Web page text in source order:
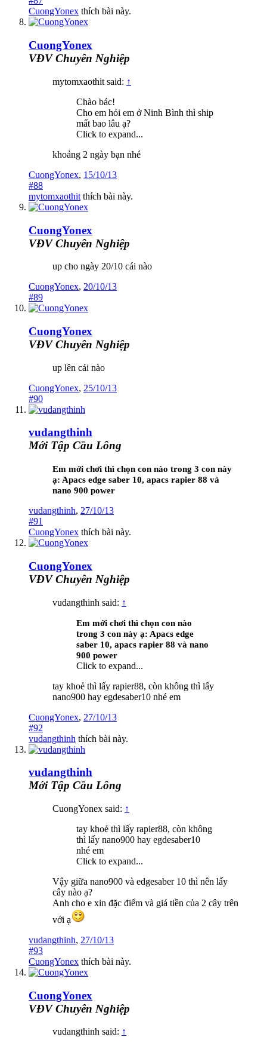
CuongYonex thích bài này.
CuongYonex
VĐV Chuyên Nghiệp
mytomxaothit said: ↑
Chào bác!
Cho em hỏi em ở Ninh Bình thì ship
mất bao lâu ạ?
Click to expand...
khoảng 2 ngày bạn nhé
CuongYonex, 15/10/13
#88
mytomxaothit thích bài này.
CuongYonex
VĐV Chuyên Nghiệp
up cho ngày 20/10 cái nào
CuongYonex, 20/10/13
#89
CuongYonex
VĐV Chuyên Nghiệp
up lên cái nào
CuongYonex, 25/10/13
#90
vudangthinh
Mới Tập Cầu Lông
Em mới chơi thì chọn con nào trong 3 con này
ạ: Apacs edge saber 10, apacs rapier 88 và
nano 900 power
vudangthinh, 27/10/13
#91
CuongYonex thích bài này.
CuongYonex
VĐV Chuyên Nghiệp
vudangthinh said: ↑
Em mới chơi thì chọn con nào
trong 3 con này ạ: Apacs edge
saber 10, apacs rapier 88 và nano
900 power
Click to expand...
tay khoẻ thì lấy rapier88, còn không thì lấy
nano900 hay egdesaber10 nhé em
CuongYonex, 27/10/13
#92
vudangthinh thích bài này.
vudangthinh
Mới Tập Cầu Lông
CuongYonex said: ↑
tay khoẻ thì lấy rapier88, còn không
thì lấy nano900 hay egdesaber10
nhé em
Click to expand...
Vậy giữa nano900 và edgesaber 10 thì nên lấy
cây nào ạ?
Anh cho e xin đặc điểm và giá tiền của 2 cây trên
với ạ
vudangthinh, 27/10/13
#93
CuongYonex thích bài này.
CuongYonex
VĐV Chuyên Nghiệp
vudangthinh said: ↑